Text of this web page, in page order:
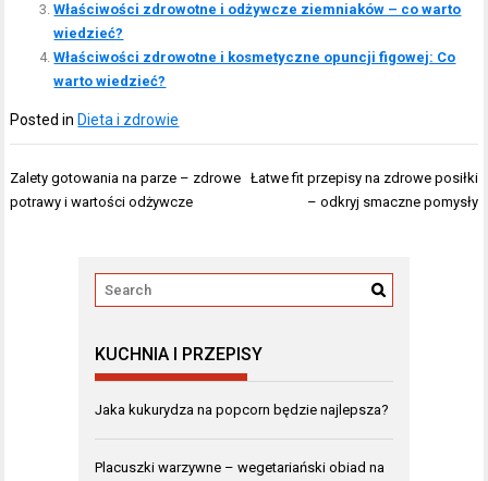
Właściwości zdrowotne i odżywcze ziemniaków – co warto
wiedzieć?
Właściwości zdrowotne i kosmetyczne opuncji figowej: Co
warto wiedzieć?
Posted in Dieta i zdrowie
Nawigacja
wpisu
Zalety gotowania na parze – zdrowe
potrawy i wartości odżywcze
Łatwe fit przepisy na zdrowe posiłki
– odkryj smaczne pomysły
KUCHNIA I PRZEPISY
Jaka kukurydza na popcorn będzie najlepsza?
Placuszki warzywne – wegetariański obiad na